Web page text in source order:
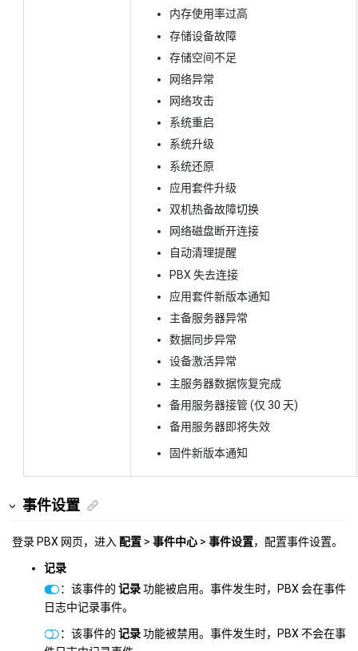
内存使用率过高
存储设备故障
存储空间不足
网络异常
网络攻击
系统重启
系统升级
系统还原
应用套件升级
双机热备故障切换
网络磁盘断开连接
自动清理提醒
PBX 失去连接
应用套件新版本通知
主备服务器异常
数据同步异常
设备激活异常
主服务器数据恢复完成
备用服务器接管 (仅 30 天)
备用服务器即将失效
固件新版本通知
事件设置
登录 PBX 网页，进入 配置 > 事件中心 > 事件设置，配置事件设置。
记录
：该事件的 记录功能被启用。事件发生时，PBX 会在事件
日志中记录事件。
：该事件的 记录功能被禁用。事件发生时，PBX 不会在事